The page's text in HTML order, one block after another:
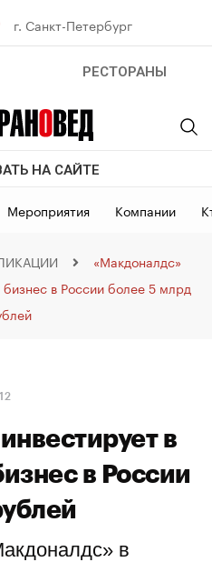
г. Санкт-Петербург
РЕСТОРАНЫ
НА САЙТЕ
Мероприятия Компании
«Макдоналдс»
в России более 5 млрд
в
в России
в